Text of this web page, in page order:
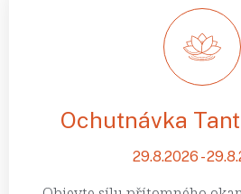
Ochutnávka
29.8.2026 -